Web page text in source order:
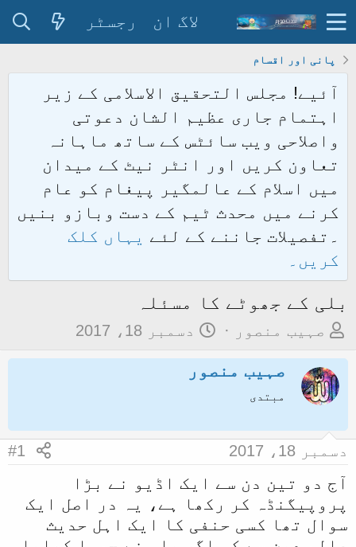
لاگ ان رجسٹر
پانی اور اقسام
آئیے! مجلس التحقیق الاسلامی کے زیر
اہتمام جاری عظیم الشان دعوتی
واصلاحی ویب سائٹس کے ساتھ ماہانہ
تعاون کریں اور انٹر نیٹ کے میدان
میں اسلام کے عالمگیر پیغام کو عام
کرنے میں محدث ٹیم کے دست وبازو بنیں
۔تفصیلات جاننے کے لئے یہاں کلک
کریں۔
بلی کے جھوٹے کا مسئلہ
م
ض
و
ک
آ
غ
ا
صہیب منصور
ت
ر
آ
ا
ز
دسمبر 18، 2017
صہیب منصور
مبتدی
دسمبر 18، 2017 #1
آج دو تین دن سے ایک اڈیو نے بڑا
پروپیگنڈہ کر رکھا ہے، یہ در اصل ایک
سوال تھا کسی حنفی کا ایک اہل حدیث